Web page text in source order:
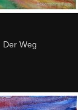
Der Weg